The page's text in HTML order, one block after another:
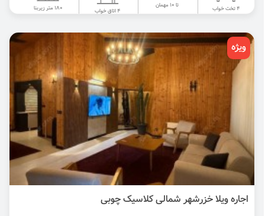
4 تخت خواب تا 10 مهمان
4 اتاق خواب 180 متر زیربنا
ویژه
اجاره ویلا خزرشهر شمالی کلاسیک چوبی